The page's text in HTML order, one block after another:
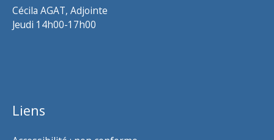
Cécila AGAT, Adjointe
Jeudi 14h00-17h00
Liens